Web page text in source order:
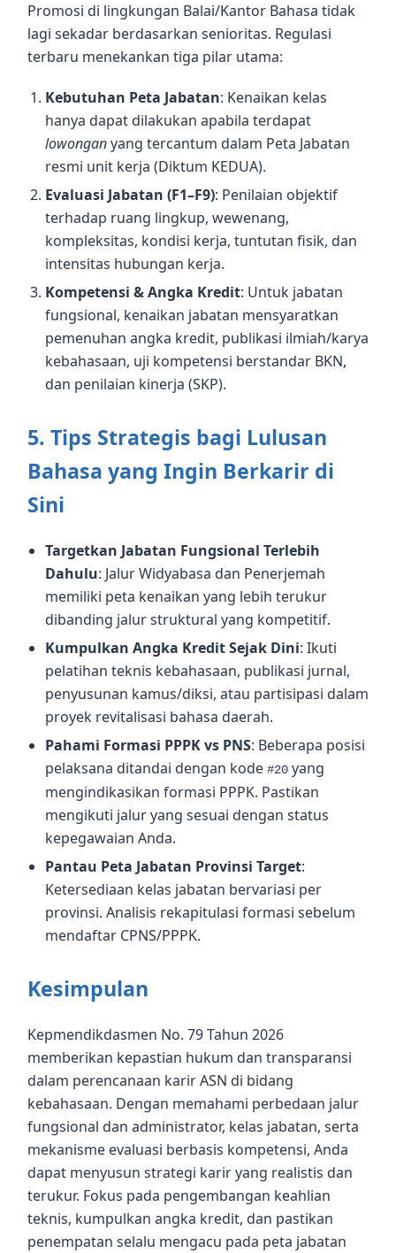
Promosi di lingkungan Balai/Kantor Bahasa tidak
lagi sekadar berdasarkan senioritas. Regulasi
terbaru menekankan tiga pilar utama:
Kebutuhan Peta Jabatan: Kenaikan kelas
hanya dapat dilakukan apabila terdapat
lowonganyang tercantum dalam Peta Jabatan
resmi unit kerja (Diktum KEDUA).
Evaluasi Jabatan (F1–F9): Penilaian objektif
terhadap ruang lingkup, wewenang,
kompleksitas, kondisi kerja, tuntutan fisik, dan
intensitas hubungan kerja.
Kompetensi & Angka Kredit: Untuk jabatan
fungsional, kenaikan jabatan mensyaratkan
pemenuhan angka kredit, publikasi ilmiah/karya
kebahasaan, uji kompetensi berstandar BKN,
dan penilaian kinerja (SKP).
5. Tips Strategis bagi Lulusan
Bahasa yang Ingin Berkarir di
Sini
Targetkan Jabatan Fungsional Terlebih
Dahulu: Jalur Widyabasa dan Penerjemah
memiliki peta kenaikan yang lebih terukur
dibanding jalur struktural yang kompetitif.
Kumpulkan Angka Kredit Sejak Dini: Ikuti
pelatihan teknis kebahasaan, publikasi jurnal,
penyusunan kamus/diksi, atau partisipasi dalam
proyek revitalisasi bahasa daerah.
Pahami Formasi PPPK vs PNS: Beberapa posisi
pelaksana ditandai dengan kode #20 yang
mengindikasikan formasi PPPK. Pastikan
mengikuti jalur yang sesuai dengan status
kepegawaian Anda.
Pantau Peta Jabatan Provinsi Target:
Ketersediaan kelas jabatan bervariasi per
provinsi. Analisis rekapitulasi formasi sebelum
mendaftar CPNS/PPPK.
Kesimpulan
Kepmendikdasmen No. 79 Tahun 2026
memberikan kepastian hukum dan transparansi
dalam perencanaan karir ASN di bidang
kebahasaan. Dengan memahami perbedaan jalur
fungsional dan administrator, kelas jabatan, serta
mekanisme evaluasi berbasis kompetensi, Anda
dapat menyusun strategi karir yang realistis dan
terukur. Fokus pada pengembangan keahlian
teknis, kumpulkan angka kredit, dan pastikan
penempatan selalu mengacu pada peta jabatan